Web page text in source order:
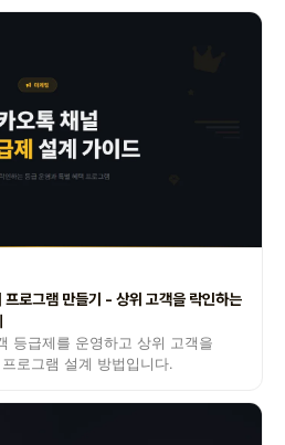
로그램 만들기 - 상위 고객을 락인하는
등급제를 운영하고 상위 고객을
로그램 설계 방법입니다.